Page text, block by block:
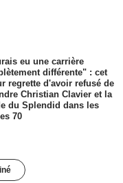
eu une carrière
différente" : cet
regrette d'avoir refusé de
Christian Clavier et la
du Splendid dans les
70